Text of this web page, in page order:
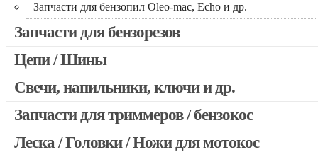
Запчасти для бензопил Oleo-mac, Echo и др.
Запчасти для бензорезов
Цепи / Шины
Свечи, напильники, ключи и др.
Запчасти для триммеров / бензокос
Запчасти для Китайских триммеров
Леска / Головки / Ножи для мотокос